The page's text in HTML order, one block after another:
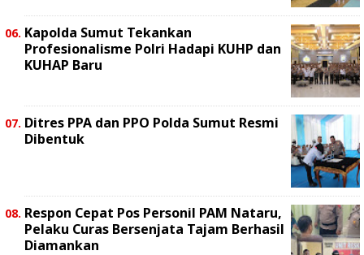
Kapolda Sumut Tekankan
Profesionalisme Polri Hadapi KUHP dan
KUHAP Baru
Ditres PPA dan PPO Polda Sumut Resmi
Dibentuk
Respon Cepat Pos Personil PAM Nataru,
Pelaku Curas Bersenjata Tajam Berhasil
Diamankan